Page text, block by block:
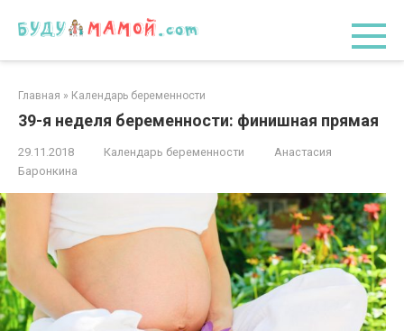
Главная » Календарь беременности
39-я неделя беременности: финишная прямая
29.11.2018 Календарь беременности
Анастасия
Баронкина